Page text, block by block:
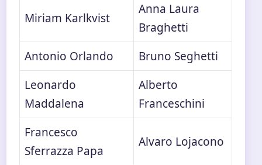
Miriam Karlkvist
Anna Laura
Braghetti
Antonio Orlando
Bruno Seghetti
Leonardo
Maddalena
Alberto
Franceschini
Francesco
Sferrazza Papa
Alvaro Lojacono